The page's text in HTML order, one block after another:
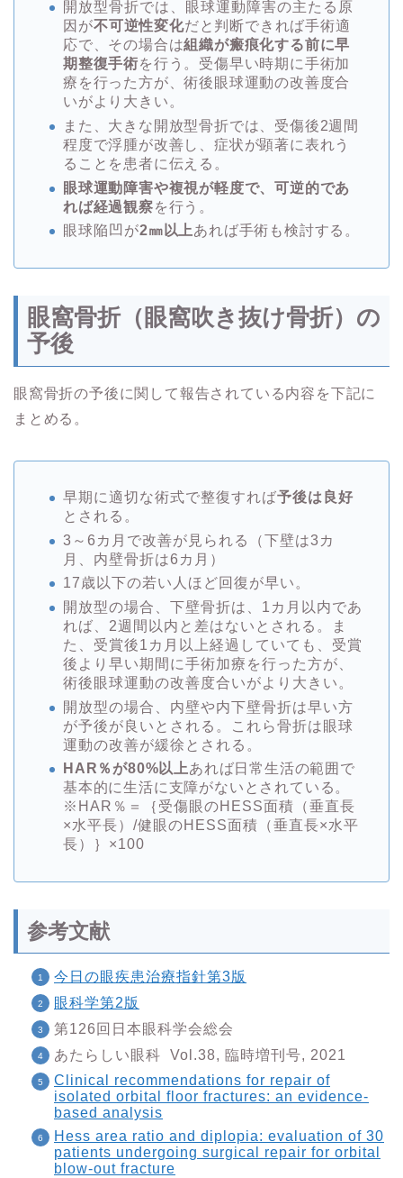
開放型骨折では、眼球運動障害の主たる原
因が不可逆性変化だと判断できれば手術適
応で、その場合は組織が瘢痕化する前に早
期整復手術を行う。受傷早い時期に手術加
療を行った方が、術後眼球運動の改善度合
いがより大きい。
また、大きな開放型骨折では、受傷後2週間
程度で浮腫が改善し、症状が顕著に表れう
ることを患者に伝える。
眼球運動障害や複視が軽度で、可逆的であ
れば経過観察を行う。
眼球陥凹が2㎜以上あれば手術も検討する。
眼窩骨折（眼窩吹き抜け骨折）の
予後
眼窩骨折の予後に関して報告されている内容を下記に
まとめる。
早期に適切な術式で整復すれば予後は良好
とされる。
3～6カ月で改善が見られる（下壁は3カ
月、内壁骨折は6カ月）
17歳以下の若い人ほど回復が早い。
開放型の場合、下壁骨折は、1カ月以内であ
れば、2週間以内と差はないとされる。ま
た、受賞後1カ月以上経過していても、受賞
後より早い期間に手術加療を行った方が、
術後眼球運動の改善度合いがより大きい。
開放型の場合、内壁や内下壁骨折は早い方
が予後が良いとされる。これら骨折は眼球
運動の改善が緩徐とされる。
HAR％が80%以上あれば日常生活の範囲で
基本的に生活に支障がないとされている。
※HAR％＝｛受傷眼のHESS面積（垂直長
×水平長）/健眼のHESS面積（垂直長×水平
長）｝×100
参考文献
今日の眼疾患治療指針第3版
眼科学第2版
第126回日本眼科学会総会
あたらしい眼科 Vol.38, 臨時増刊号, 2021
Clinical recommendations for repair of
isolated orbital floor fractures: an evidence-
based analysis
Hess area ratio and diplopia: evaluation of 30
patients undergoing surgical repair for orbital
blow-out fracture